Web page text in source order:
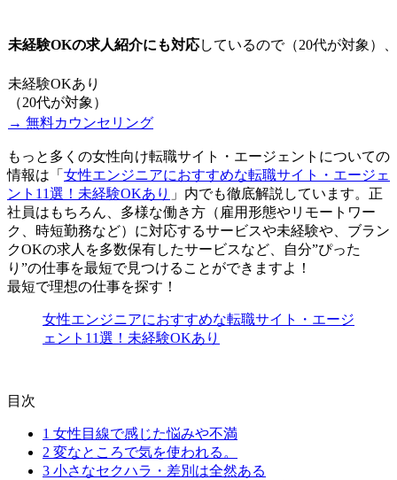
未経験OKの求人紹介にも対応しているので（20代が対象）
未経験OKあり
（20代が対象）
→ 無料カウンセリング
もっと多くの女性向け転職サイト・エージェントについての
情報は「 女性エンジニアにおすすめな転職サイト・エージェ
ント11選！未経験OKあり 」内でも徹底解説しています。正
社員はもちろん、多様な働き方（雇用形態やリモートワー
ク、時短勤務など）に対応するサービスや未経験や、ブラン
クOKの求人を多数保有したサービスなど、自分”ぴった
り”の仕事を最短で見つけることができますよ！
最短で理想の仕事を探す！
女性エンジニアにおすすめな転職サイト・エージ
ェント11選！未経験OKあり
目次
1 女性目線で感じた悩みや不満
2 変なところで気を使われる。
3 小さなセクハラ・差別は全然ある